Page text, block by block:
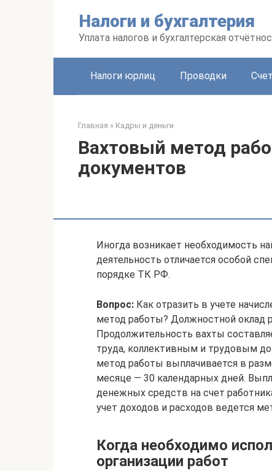
Налоги и бухгалтерия
Уплата налогов и бухгалтерская
Налоги юрлиц Проводки
Главная » Кадры и деньги
Вахтовый метод
документов
Иногда возникает необходимость
деятельность отличается особой
порядке ТК РФ.
Вопрос: Как отразить в учете
метод работы? Должностной оклад
Продолжительность вахты
труда, коллективным и трудовым
метод работы выплачивается в
месяце — 30 календарных дней.
денежных средств на счет
учет доходов и расходов ведется
Когда необходимо
организации работ